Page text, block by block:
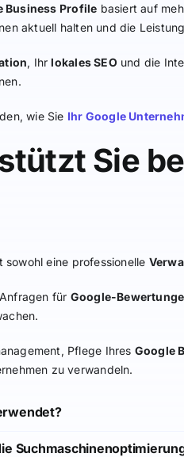
Business Profile basiert auf
aktuell halten und die
, Ihrlokales SEO und die
wie Sie Ihr Google
Sie
eine professionelle
für Google-
Pflege Ihres Google
zu verwandeln.